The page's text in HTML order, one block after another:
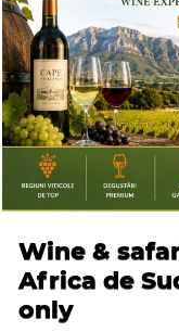
Wine &
Africa de
only